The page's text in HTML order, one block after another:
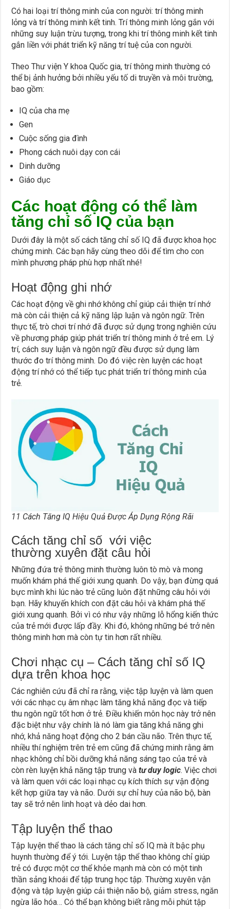
Có hai loại trí thông minh của con người: trí thông minh
lỏng và trí thông minh kết tinh. Trí thông minh lỏng gắn với
những suy luận trừu tượng, trong khi trí thông minh kết tinh
gắn liền với phát triển kỹ năng trí tuệ của con người.
Theo Thư viện Y khoa Quốc gia, trí thông minh thường có
thể bị ảnh hưởng bởi nhiều yếu tố di truyền và môi trường,
bao gồm:
IQ của cha mẹ
Gen
Cuộc sống gia đình
Phong cách nuôi dạy con cái
Dinh dưỡng
Giáo dục
Các hoạt động có thể làm
tăng chỉ số IQ của bạn
Dưới đây là một số cách tăng chỉ số IQ đã được khoa học
chứng minh. Các bạn hãy cùng theo dõi để tìm cho con
mình phương pháp phù hợp nhất nhé!
Hoạt động ghi nhớ
Các hoạt động về ghi nhớ không chỉ giúp cải thiện trí nhớ
mà còn cải thiện cả kỹ năng lập luận và ngôn ngữ. Trên
thực tế, trò chơi trí nhớ đã được sử dụng trong nghiên cứu
về phương pháp giúp phát triển trí thông minh ở trẻ em. Lý
trí, cách suy luận và ngôn ngữ đều được sử dụng làm
thước đo trí thông minh. Do đó việc rèn luyện các hoạt
động trí nhớ có thể tiếp tục phát triển trí thông minh của
trẻ.
11 Cách Tăng IQ Hiệu Quả Được Áp Dụng Rộng Rãi
Cách tăng chỉ số với việc
thường xuyên đặt câu hỏi
Những đứa trẻ thông minh thường luôn tò mò và mong
muốn khám phá thế giới xung quanh. Do vậy, bạn đừng quá
bực mình khi lúc nào trẻ cũng luôn đặt những câu hỏi với
bạn. Hãy khuyến khích con đặt câu hỏi và khám phá thế
giới xung quanh. Bởi vì có như vậy những lỗ hổng kiến thức
của trẻ mới được lấp đầy. Khi đó, không những bé trở nên
thông minh hơn mà còn tự tin hơn rất nhiều.
Chơi nhạc cụ – Cách tăng chỉ số IQ
dựa trên khoa học
Các nghiên cứu đã chỉ ra rằng, việc tập luyện và làm quen
với các nhạc cụ âm nhạc làm tăng khả năng đọc và tiếp
thu ngôn ngữ tốt hơn ở trẻ. Điều khiến môn học này trở nên
đặc biệt như vậy chính là nó làm gia tăng khả năng ghi
nhớ, khả năng hoạt động cho 2 bán cầu não. Trên thực tế,
nhiều thí nghiệm trên trẻ em cũng đã chứng minh rằng âm
nhạc không chỉ bồi dưỡng khả năng sáng tạo của trẻ và
còn rèn luyện khả năng tập trung vàtư duy logic. Việc chơi
và làm quen với các loại nhạc cụ kích thích sự vận động
kết hợp giữa tay và não. Dưới sự chỉ huy của não bộ, bàn
tay sẽ trở nên linh hoạt và dẻo dai hơn.
Tập luyện thể thao
Tập luyện thể thao là cách tăng chỉ số IQ mà ít bậc phụ
huynh thường để ý tới. Luyện tập thể thao không chỉ giúp
trẻ có được một cơ thể khỏe mạnh mà còn có một tinh
thần sảng khoái để tập trung học tập. Thường xuyên vận
động và tập luyện giúp cải thiện não bộ, giảm stress, ngăn
ngừa lão hóa… Có thể bạn không biết rằng mỗi phút tập